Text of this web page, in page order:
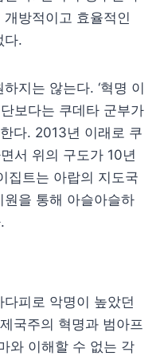
방적이고 효율적인
다.
지는 않는다. ‘혁명 이
보다는 쿠데타 군부가
다. 2013년 이래로 쿠
서 위의 구도가 10년
집트는 아랍의 지도국
을 통해 아슬아슬하
피로 악명이 높았던
국주의 혁명과 범아프
와 이해할 수 없는 각